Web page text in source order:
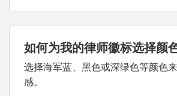
如何为我的律师徽标选择颜
选择海军蓝、黑色或深绿色等颜色
感。